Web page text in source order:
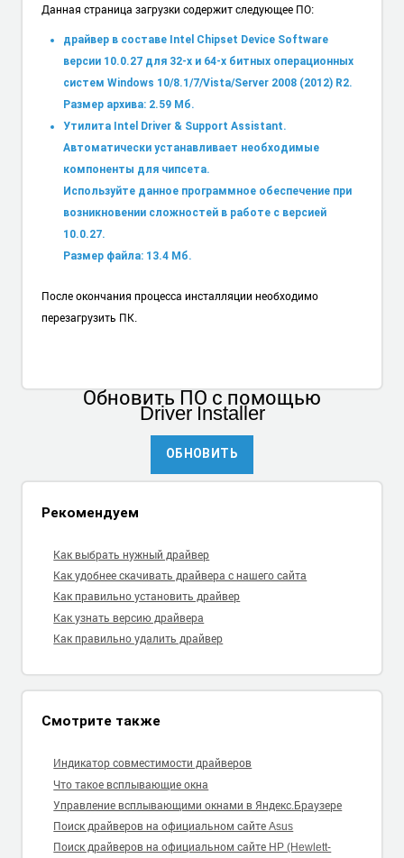
Данная страница загрузки содержит следующее ПО:
драйвер в составе Intel Chipset Device Software
версии 10.0.27 для 32-х и 64-х битных операционных
систем Windows 10/8.1/7/Vista/Server 2008 (2012) R2.
Размер архива: 2.59 Мб.
Утилита Intel Driver & Support Assistant.
Автоматически устанавливает необходимые
компоненты для чипсета.
Используйте данное программное обеспечение при
возникновении сложностей в работе с версией
10.0.27.
Размер файла: 13.4 Мб.
После окончания процесса инсталляции необходимо
перезагрузить ПК.
Обновить ПОс помощью
Driver Installer
ОБНОВИТЬ
Рекомендуем
Как выбрать нужный драйвер
Как удобнее скачивать драйвера с нашего сайта
Как правильно установить драйвер
Как узнать версию драйвера
Как правильно удалить драйвер
Смотрите также
Индикатор совместимости драйверов
Что такое всплывающие окна
Управление всплывающими окнами в Яндекс.Браузере
Поиск драйверов на официальном сайте Asus
Поиск драйверов на официальном сайте HP (Hewlett-